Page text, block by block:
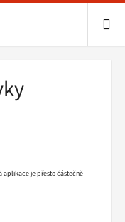
aplikace je přesto částečně